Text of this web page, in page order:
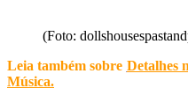
(Foto:
Leia também sobre Detalhes
Música.